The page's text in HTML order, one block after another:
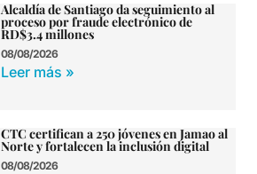
Alcaldía de Santiago da seguimiento al
proceso por fraude electrónico de
RD$3.4 millones
08/08/2026
Leer más »
CTC certifican a 250 jóvenes en Jamao al
Norte y fortalecen la inclusión digital
08/08/2026